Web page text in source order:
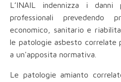
L’INAIL indennizza i danni
professionali prevedendo
economico, sanitario e
le patologie asbesto correlate
a un'apposita normativa.
Le patologie amianto